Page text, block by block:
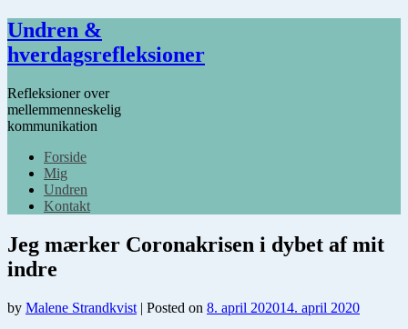
Undren &
hverdagsrefleksioner
Refleksioner over
mellemmenneskelig
kommunikation
Forside
Mig
Undren
Kontakt
Jeg mærker Coronakrisen i dybet af mit
indre
by Malene Strandkvist | Posted on 8. april 202014. april 2020